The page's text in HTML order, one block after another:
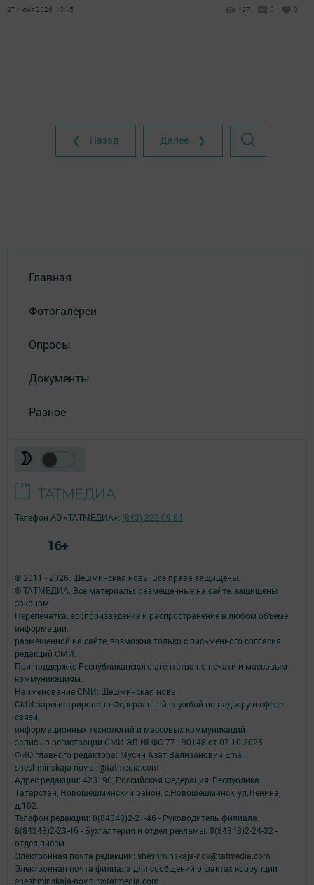
27 июня 2026, 10:15 427 0 0
❮ Назад Далее ❯
Главная
Фотогалереи
Опросы
Документы
Разное
© 2011 - 2026. Шешминская новь. Все права защищены.
© ТАТМЕДИА. Все материалы, размещенные на сайте, защищены
законом.
Перепечатка, воспроизведение и распространение в любом объеме
информации,
размещенной на сайте, возможна только с письменного согласия
редакций СМИ.
При поддержке Республиканского агентства по печати и массовым
коммуникациям.
Наименование СМИ: Шешминская новь
СМИ зарегистрировано Федеральной службой по надзору в сфере
связи,
информационных технологий и массовых коммуникаций
запись о регистрации СМИ ЭЛ № ФС 77 - 90148 от 07.10.2025
ФИО главного редактора: Мусин Азат Вализанович Email:
sheshminskaja-nov.dir@tatmedia.com
Адрес редакции: 423190, Российская Федерация, Республика
Татарстан, Новошешминский район, с.Новошешминск, ул.Ленина,
д.102.
Телефон редакции: 8(84348)2-21-46 - Руководитель филиала.
8(84348)2-23-46 - Бухгалтерия и отдел рекламы. 8(84348)2-24-32 -
отдел писем
Электронная почта редакции: sheshminskaja-nov@tatmedia.com
Электронная почта филиала для сообщений о фактах коррупции
sheshminskaja-nov.dir@tatmedia.com
Телефон АО «ТАТМЕДИА»: (843) 222 09 84
16+